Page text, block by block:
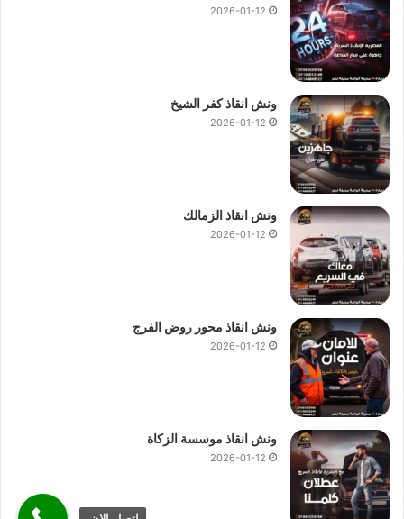
2026-01-12
ونش انقاذ كفر الشيخ
2026-01-12
ونش انقاذ الزمالك
2026-01-12
ونش انقاذ محور روض الفرج
2026-01-12
ونش انقاذ موسسة الزكاة
2026-01-12